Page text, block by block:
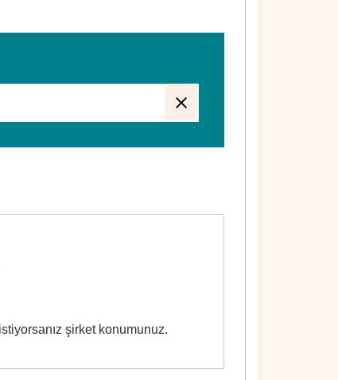
şirket konumunuz.